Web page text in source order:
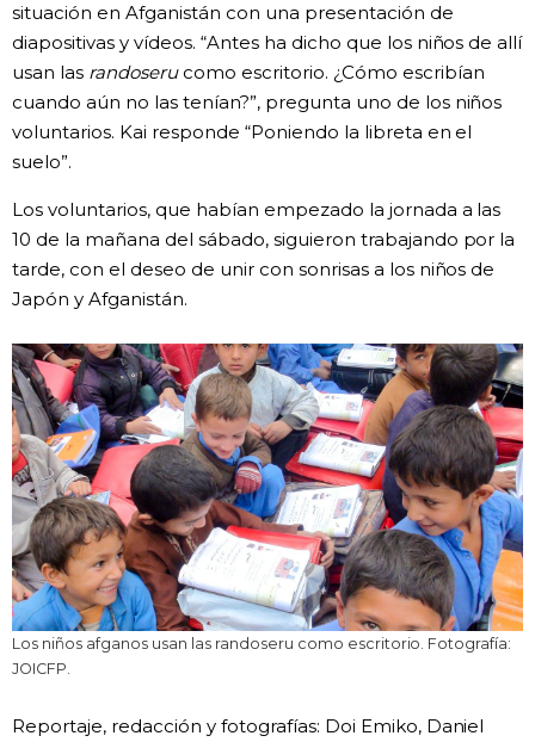
situación en Afganistán con una presentación de
diapositivas y vídeos. “Antes ha dicho que los niños de allí
usan las randoserucomo escritorio. ¿Cómo escribían
cuando aún no las tenían?”, pregunta uno de los niños
voluntarios. Kai responde “Poniendo la libreta en el
suelo”.
Los voluntarios, que habían empezado la jornada a las
10 de la mañana del sábado, siguieron trabajando por la
tarde, con el deseo de unir con sonrisas a los niños de
Japón y Afganistán.
Los niños afganos usan las randoseru como escritorio. Fotografía:
JOICFP.
Reportaje, redacción y fotografías: Doi Emiko, Daniel